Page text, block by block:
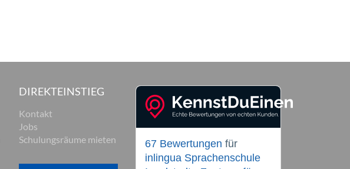
DIREKTEINSTIEG
Kontakt
Jobs
Schulungsräume mieten
67 Bewertungen für
inlingua Sprachenschule